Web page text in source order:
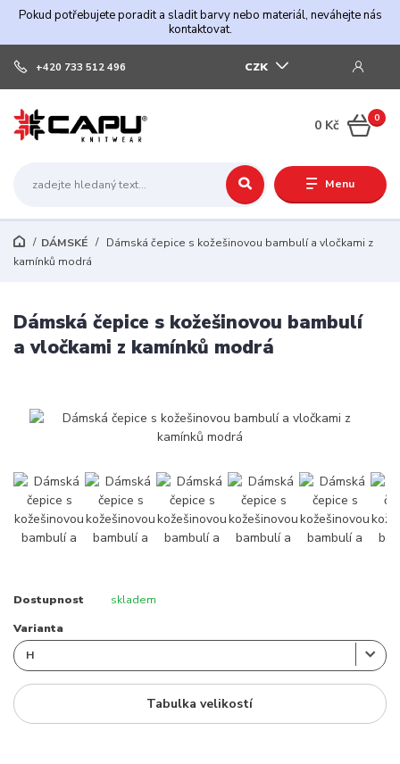
Pokud potřebujete poradit a sladit barvy nebo materiál, neváhejte nás
kontaktovat.
Menu
CZK
+420 733 512 496
0
0 Kč
DÁMSKÉ
Dámská čepice s kožešinovou bambulí a vločkami z
kamínků modrá
Dámská čepice s kožešinovou bambulí
a vločkami z kamínků modrá
Dostupnost skladem
Varianta
Tabulka velikostí